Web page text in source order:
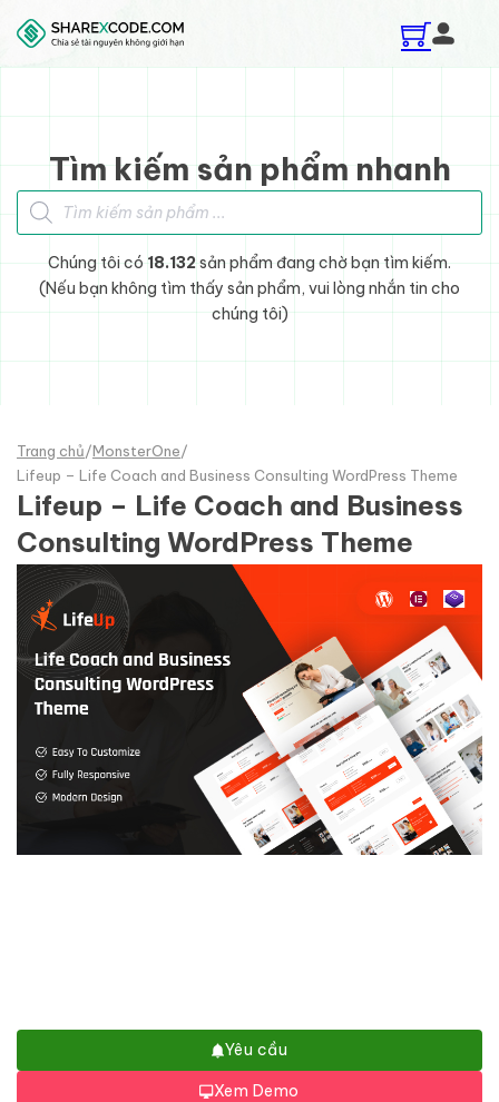
Skip to main content
Skip to footer
Tìm kiếm sản phẩm nhanh
Tìm kiếm sản phẩm
Chúng tôi có 18.132sản phẩm đang chờ bạn tìm kiếm.
(Nếu bạn không tìm thấy sản phẩm, vui lòng nhắn tin cho
chúng tôi)
Trang chủ/MonsterOne/
Lifeup – Life Coach and Business Consulting WordPress Theme
Lifeup – Life Coach and Business
Consulting WordPress Theme
Yêu cầu
Xem Demo